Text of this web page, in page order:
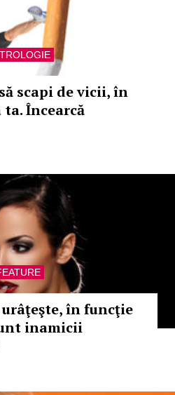
scapi de vicii, în
Încearcă
urâţeşte, în funcţie
inamicii